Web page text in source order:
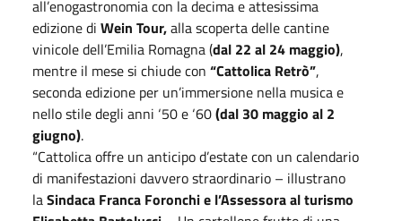
all’enogastronomia con la decima e attesissima
edizione di Wein Tour,alla scoperta delle cantine
vinicole dell’Emilia Romagna (dal 22 al 24 maggio),
mentre il mese si chiude con “Cattolica Retrò”,
seconda edizione per un’immersione nella musica e
nello stile degli anni ‘50 e ‘60(dal 30 maggio al 2
giugno).
“Cattolica offre un anticipo d’estate con un calendario
di manifestazioni davvero straordinario – illustrano
laSindaca Franca Foronchi e l’Assessora al turismo